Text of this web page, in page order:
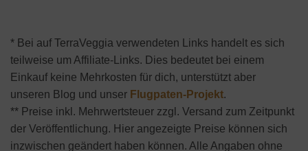
* Bei auf TerraVeggia verwendeten Links handelt es sich
teilweise um Affiliate-Links. Dies bedeutet bei einem
Einkauf keine Mehrkosten für dich, unterstützt aber
unseren Blog und unser Flugpaten-Projekt.
** Preise inkl. Mehrwertsteuer zzgl. Versand zum Zeitpunkt
der Veröffentlichung. Hier angezeigte Preise können sich
inzwischen geändert haben können. Alle Angaben ohne